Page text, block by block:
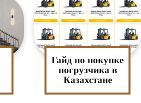
Гайд по покупке
погрузчика в
Казахстане